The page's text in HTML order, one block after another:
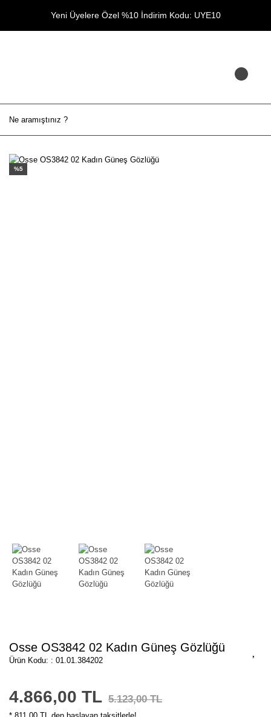
Yeni Üyelere Özel %10 İndirim Kodu: UYE10
%5
Osse OS3842 02 Kadın Güneş Gözlüğü
Ürün Kodu: : 01.01.384202
4.866,00 TL 5.123,00 TL